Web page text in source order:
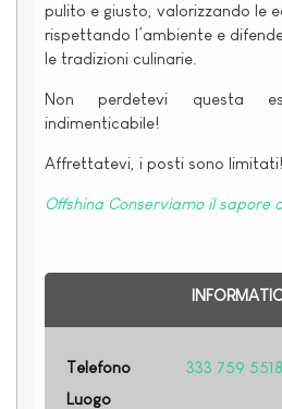
pulito e giusto, valorizzando le
rispettando l’ambiente e
le tradizioni culinarie.
Non perdetevi questa
indimenticabile!
Affrettatevi, i posti sono limitati!
Offshina Conserviamo il sapore
Telefono
333 759 5518
Luogo